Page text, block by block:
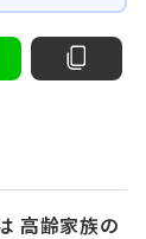
高齢家族の